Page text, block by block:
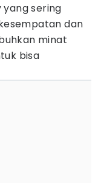
sering
dan
minat
bisa